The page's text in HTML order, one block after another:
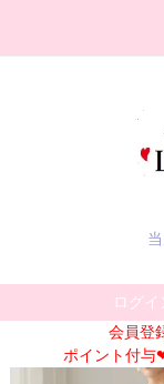
ログイ
会員登
ポイント付